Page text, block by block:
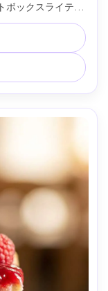
ックスライティ
ャープなハイラ
図 --ar 4:5